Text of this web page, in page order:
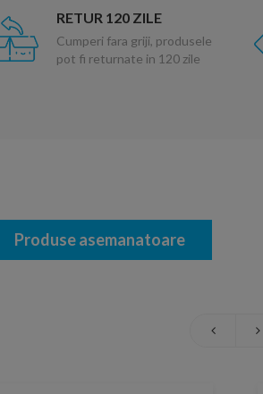
RETUR 120 ZILE
Cumperi fara griji, produsele
pot fi returnate in 120 zile
Produse asemanatoare